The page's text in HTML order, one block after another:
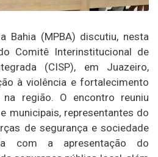
Bahia (MPBA) discutiu, nesta
Comitê Interinstitucional de
(CISP), em Juazeiro,
à violência e fortalecimento
na região. O encontro reuniu
municipais, representantes do
de segurança e sociedade
com a apresentação do